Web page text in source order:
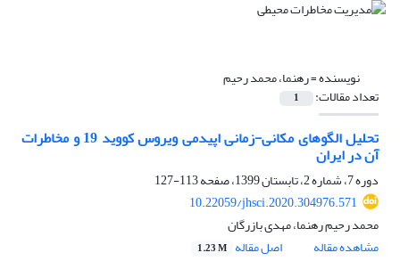
نویسنده =رهنما، محمد رحیم
تعداد مقالات: 1
تحلیل الگوهای مکانی-زمانی اپیدمی ویروس‌ کووید 19 و مخاطرات
آن در ایران
دوره 7، شماره 2، تابستان 1399، صفحه
113-127
10.22059/jhsci.2020.304976.571
محمد رحیم رهنما، مهدی بازرگان
مشاهده مقاله
اصل مقاله 1.23 M